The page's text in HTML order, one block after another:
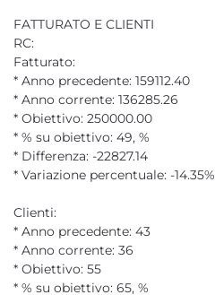
FATTURATO E CLIENTI
RC:
Fatturato:
* Anno precedente: 159112.40
* Anno corrente: 136285.26
* Obiettivo: 250000.00
* % su obiettivo: 49, %
* Differenza: -22827.14
* Variazione percentuale: -14.35%
Clienti:
* Anno precedente: 43
* Anno corrente: 36
* Obiettivo: 55
* % su obiettivo: 65, %